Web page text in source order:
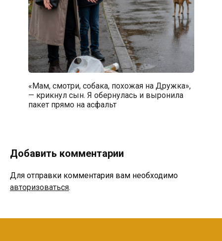
«Мам, смотри, собака, похожая на Дружка»,
— крикнул сын. Я обернулась и выронила
пакет прямо на асфальт
Добавить комментарии
Для отправки комментария вам необходимо
авторизоваться.